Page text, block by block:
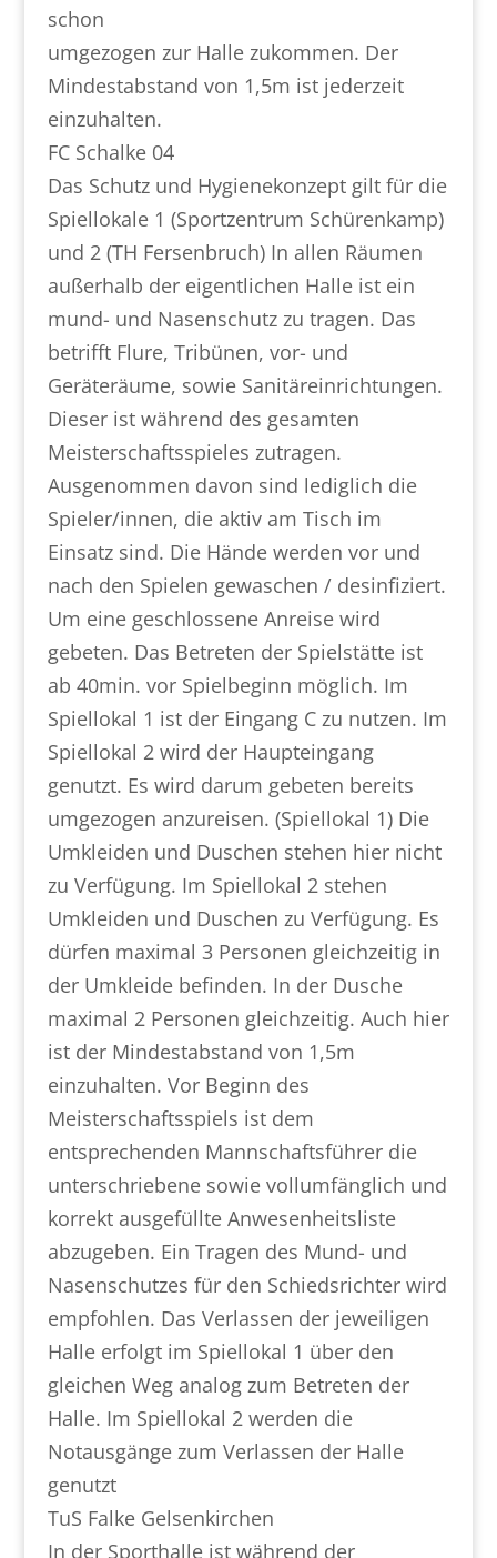
schon
umgezogen zur Halle zukommen. Der
Mindestabstand von 1,5m ist jederzeit
einzuhalten.
FC Schalke 04
Das Schutz und Hygienekonzept gilt für die
Spiellokale 1 (Sportzentrum Schürenkamp)
und 2 (TH Fersenbruch) In allen Räumen
außerhalb der eigentlichen Halle ist ein
mund- und Nasenschutz zu tragen. Das
betrifft Flure, Tribünen, vor- und
Geräteräume, sowie Sanitäreinrichtungen.
Dieser ist während des gesamten
Meisterschaftsspieles zutragen.
Ausgenommen davon sind lediglich die
Spieler/innen, die aktiv am Tisch im
Einsatz sind. Die Hände werden vor und
nach den Spielen gewaschen / desinfiziert.
Um eine geschlossene Anreise wird
gebeten. Das Betreten der Spielstätte ist
ab 40min. vor Spielbeginn möglich. Im
Spiellokal 1 ist der Eingang C zu nutzen. Im
Spiellokal 2 wird der Haupteingang
genutzt. Es wird darum gebeten bereits
umgezogen anzureisen. (Spiellokal 1) Die
Umkleiden und Duschen stehen hier nicht
zu Verfügung. Im Spiellokal 2 stehen
Umkleiden und Duschen zu Verfügung. Es
dürfen maximal 3 Personen gleichzeitig in
der Umkleide befinden. In der Dusche
maximal 2 Personen gleichzeitig. Auch hier
ist der Mindestabstand von 1,5m
einzuhalten. Vor Beginn des
Meisterschaftsspiels ist dem
entsprechenden Mannschaftsführer die
unterschriebene sowie vollumfänglich und
korrekt ausgefüllte Anwesenheitsliste
abzugeben. Ein Tragen des Mund- und
Nasenschutzes für den Schiedsrichter wird
empfohlen. Das Verlassen der jeweiligen
Halle erfolgt im Spiellokal 1 über den
gleichen Weg analog zum Betreten der
Halle. Im Spiellokal 2 werden die
Notausgänge zum Verlassen der Halle
genutzt
TuS Falke Gelsenkirchen
In der Sporthalle ist während der